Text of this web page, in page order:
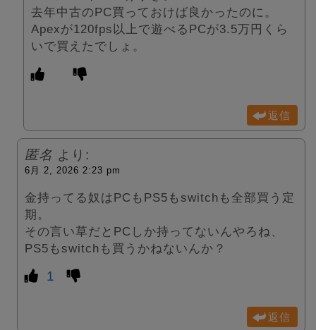
去年中古のPC買っておけば良かったのに。
Apexが120fps以上で遊べるPCが3.5万円くら
いで買えたでしょ。
返信
匿名 より:
6月 2, 2026 2:23 pm
金持ってる奴はPCもPS5もswitchも全部買う定
期。
その言い草だとPCしか持ってないんやろね、
PS5もswitchも買うかねないんか？
1
返信